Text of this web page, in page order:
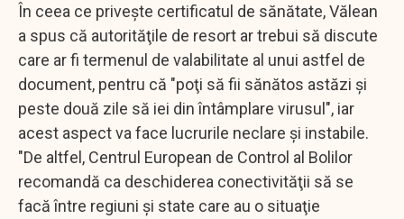
În ceea ce privește certificatul de sănătate, Vălean
a spus că autorităţile de resort ar trebui să discute
care ar fi termenul de valabilitate al unui astfel de
document, pentru că "poţi să fii sănătos astăzi şi
peste două zile să iei din întâmplare virusul", iar
acest aspect va face lucrurile neclare şi instabile.
"De altfel, Centrul European de Control al Bolilor
recomandă ca deschiderea conectivităţii să se
facă între regiuni şi state care au o situaţie